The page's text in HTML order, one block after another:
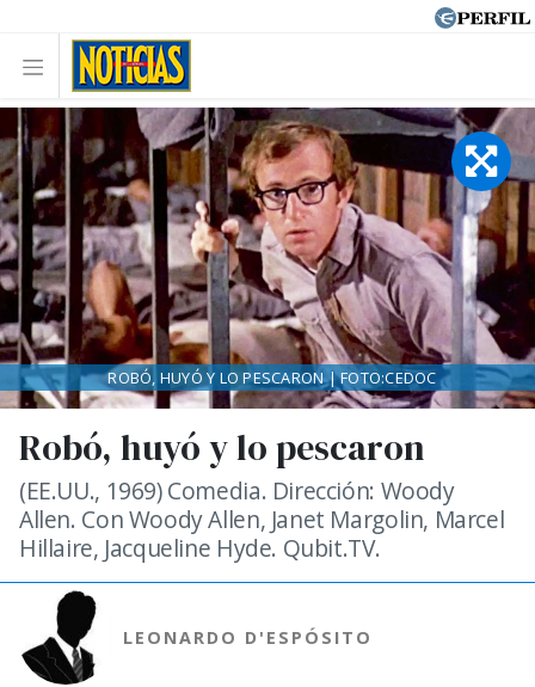
Robó, huyó y lo pescaron
(EE.UU., 1969) Comedia. Dirección: Woody
Allen. Con Woody Allen, Janet Margolin, Marcel
Hillaire, Jacqueline Hyde. Qubit.TV.
LEONARDO D'ESPÓSITO
ROBÓ, HUYÓ Y LO PESCARON | FOTO:CEDOC